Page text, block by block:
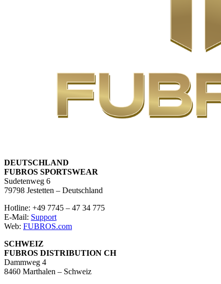
DEUTSCHLAND
FUBROS SPORTSWEAR
Sudetenweg 6
79798 Jestetten – Deutschland
Hotline: +49 7745 – 47 34 775
E-Mail: Support
Web: FUBROS.com
SCHWEIZ
FUBROS DISTRIBUTION CH
Dammweg 4
8460 Marthalen – Schweiz